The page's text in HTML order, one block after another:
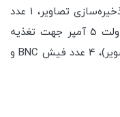
پکیج دارای 1 عدد هارد 500 گیگ جهت ذخیره‌سازی تصاویر، 1 عدد
برد صدا جهت ضبط صدا، 1 عدد پاور 12 ولت 5 آمپر جهت تغذیه
دوربین‌ها، 20 متر کابل ترکیبی (برق + تصویر)، 4 عدد فیش BNC و